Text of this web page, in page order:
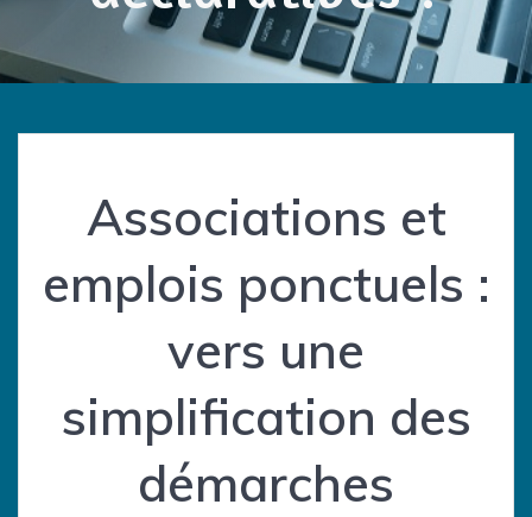
Associations et
emplois ponctuels :
vers une
simplification des
démarches